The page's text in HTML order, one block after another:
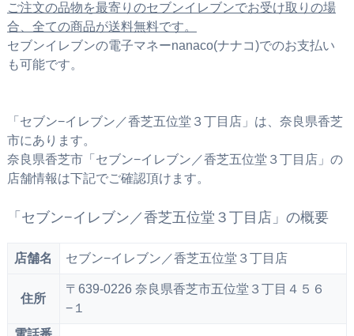
ご注文の品物を最寄りのセブンイレブンでお受け取りの場
合、全ての商品が送料無料です。
セブンイレブンの電子マネーnanaco(ナナコ)でのお支払い
も可能です。
「セブン−イレブン／香芝五位堂３丁目店」は、奈良県香芝
市にあります。
奈良県香芝市「セブン−イレブン／香芝五位堂３丁目店」の
店舗情報は下記でご確認頂けます。
「セブン−イレブン／香芝五位堂３丁目店」の概要
店舗名 セブン−イレブン／香芝五位堂３丁目店
住所
〒639-0226 奈良県香芝市五位堂３丁目４５６
−１